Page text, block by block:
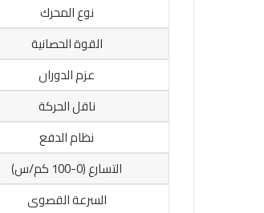
نوع المحرك
القوة الحصانية
عزم الدوران
ناقل الحركة
نظام الدفع
التسارع (0-100 كم/س)
السرعة القصوى